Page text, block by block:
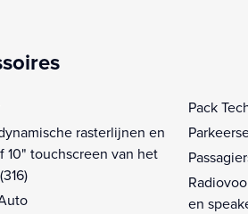
rasterlijnen en
10" touchscreen van het
Pack
en